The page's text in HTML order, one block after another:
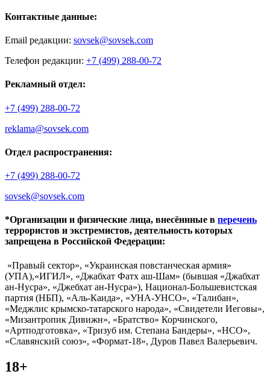
Контактные данные:
Email редакции: sovsek@sovsek.com
Телефон редакции: +7 (499) 288-00-72
Рекламный отдел:
+7 (499) 288-00-72
reklama@sovsek.com
Отдел распространения:
+7 (499) 288-00-72
sovsek@sovsek.com
*Организации и физические лица, внесённные в перечень
террористов и экстремистов, деятельность которых
запрещена в Российской Федерации:
«Правый сектор», «Украинская повстанческая армия»
(УПА),«ИГИЛ», «Джабхат Фатх аш-Шам» (бывшая «Джабхат
ан-Нусра», «Джебхат ан-Нусра»), Национал-Большевистская
партия (НБП), «Аль-Каида», «УНА-УНСО», «Талибан»,
«Меджлис крымско-татарского народа», «Свидетели Иеговы»,
«Мизантропик Дивижн», «Братство» Корчинского,
«Артподготовка», «Тризуб им. Степана Бандеры», «НСО»,
«Славянский союз», «Формат-18», Дуров Павел Валерьевич.
18+